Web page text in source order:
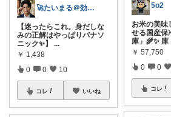
🚀たいまる＠効率至上主義のセレクトニキ
【迷ったらこれ。身だしな
みの正解はやっぱりパナソ
ニック✨】 ...
￥ 1,438
0 0 10
コレ いいね
5o2
お米の美味
せる国産保
庫」🌾✨ 庫
￥ 57,750
0 0
コレ